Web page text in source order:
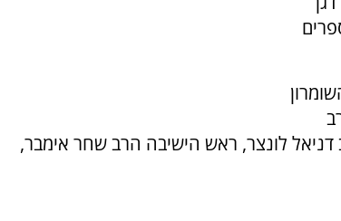
דניאל לונצר, ראש הישיבה הרב שחר אימבר,